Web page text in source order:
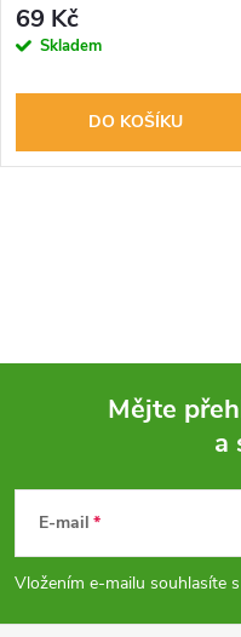
69 Kč
Skladem
DO KOŠÍKU
p
Mějte
a
E-mail
Vložením e-mailu souhlasíte s